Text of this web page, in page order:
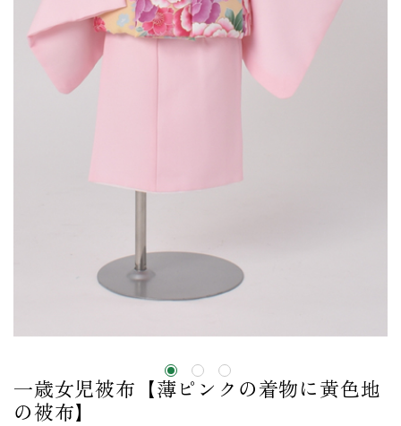
一歳女児被布【薄ピンクの着物に黄色地
の被布】